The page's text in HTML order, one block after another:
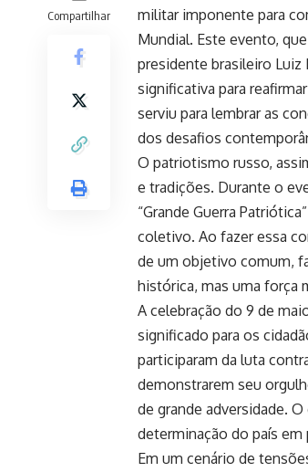
Compartilhar
militar imponente para
Mundial. Este evento,
presidente brasileiro Luiz
significativa para
serviu para lembrar as
dos desafios
O patriotismo russo,
e tradições. Durante o
“Grande Guerra
coletivo. Ao fazer essa
de um objetivo comum,
histórica, mas uma força
A celebração do 9 de
significado para os
participaram da luta
demonstrarem seu
de grande adversidade.
determinação do país em
Em um cenário de